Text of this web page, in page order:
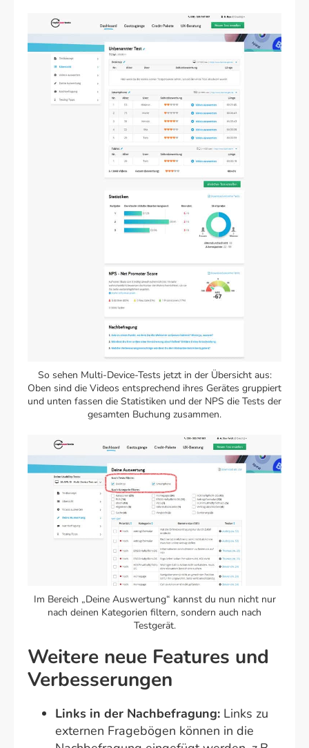
So sehen Multi-Device-Tests jetzt in der Übersicht aus:
Oben sind die Videos entsprechend ihres Gerätes gruppiert
und unten fassen die Statistiken und der NPS die Tests der
gesamten Buchung zusammen.
Im Bereich „Deine Auswertung“ kannst du nun nicht nur
nach deinen Kategorien filtern, sondern auch nach
Testgerät.
Weitere neue Features und
Verbesserungen
Links in der Nachbefragung: Links zu
externen Fragebögen können in die